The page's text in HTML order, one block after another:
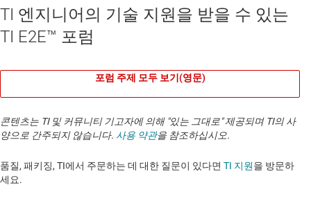
TI 엔지니어의 기술 지원을 받을 수 있는
TI E2E™ 포럼
포럼 주제 모두 보기(영문)
콘텐츠는 TI 및 커뮤니티 기고자에 의해 "있는 그대로" 제공되며 TI의 사
양으로 간주되지 않습니다. 사용 약관을 참조하십시오.
품질, 패키징, TI에서 주문하는 데 대한 질문이 있다면 TI 지원을 방문하
세요. ​​​​​​​​​​​​​​